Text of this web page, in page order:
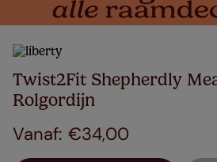
Twist2Fit Shepherdly
Rolgordijn
€34,00